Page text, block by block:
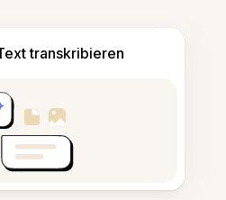
transkribieren